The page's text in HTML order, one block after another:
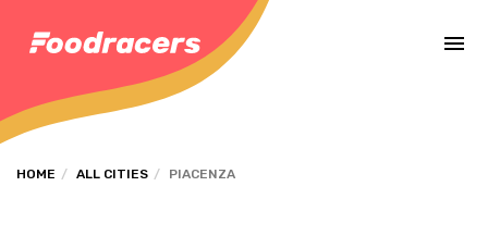
HOME ALL CITIES PIACENZA